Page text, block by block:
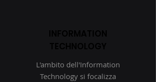
L'ambito dell'Information
Technology si focalizza